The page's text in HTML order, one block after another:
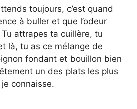
toujours, c’est quand
à buller et que l’odeur
attrapes ta cuillère, tu
là, tu as ce mélange de
fondant et bouillon bien
un des plats les plus
connaisse.